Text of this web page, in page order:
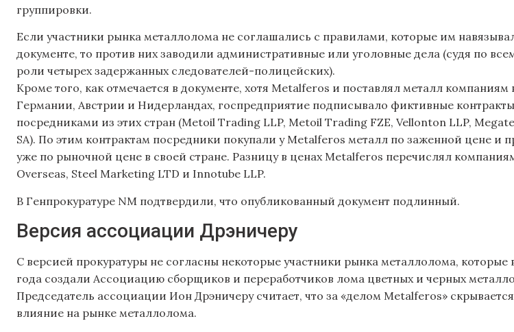
группировки.
Если участники рынка металлолома не соглашались с правилами, которые им
документе, то против них заводили административные или уголовные дела (судя по
роли четырех задержанных следователей-полицейских).
Кроме того, как отмечается в документе, хотя Metalferos и поставлял металл компаниям
Германии, Австрии и Нидерландах, госпредприятие подписывало фиктивные
посредниками из этих стран (Metoil Trading LLP, Metoil Trading FZE, Vellonton LLP,
SA). По этим контрактам посредники покупали у Metalferos металл по заженной цене и
уже по рыночной цене в своей стране. Разницу в ценах Metalferos перечислял
Overseas, Steel Marketing LTD и Innotube LLP.
В Генпрокуратуре NM подтвердили, что опубликованный документ подлинный.
Версия ассоциации Дрэничеру
С версией прокуратуры не согласны некоторые участники рынка металлолома, которые
года создали Ассоциацию сборщиков и переработчиков лома цветных и черных
Председатель ассоциации Ион Дрэничеру считает, что за «делом Metalferos»
влияние на рынке металлолома.